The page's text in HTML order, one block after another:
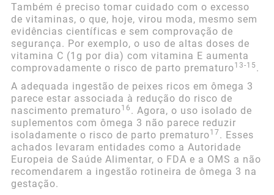
Também é preciso tomar cuidado com o excesso
de vitaminas, o que, hoje, virou moda, mesmo sem
evidências científicas e sem comprovação de
segurança. Por exemplo, o uso de altas doses de
vitamina C (1g por dia) com vitamina E aumenta
comprovadamente o risco de parto prematuro13-15 .
A adequada ingestão de peixes ricos em ômega 3
parece estar associada à redução do risco de
nascimento prematuro16 . Agora, o uso isolado de
suplementos com ômega 3 não parece reduzir
isoladamente o risco de parto prematuro17 . Esses
achados levaram entidades como a Autoridade
Europeia de Saúde Alimentar, o FDA e a OMS a não
recomendarem a ingestão rotineira de ômega 3 na
gestação.